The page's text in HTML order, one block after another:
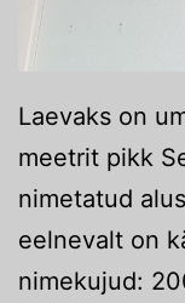
Laevaks on
meetrit pikk
nimetatud
eelnevalt on
nimekujud: